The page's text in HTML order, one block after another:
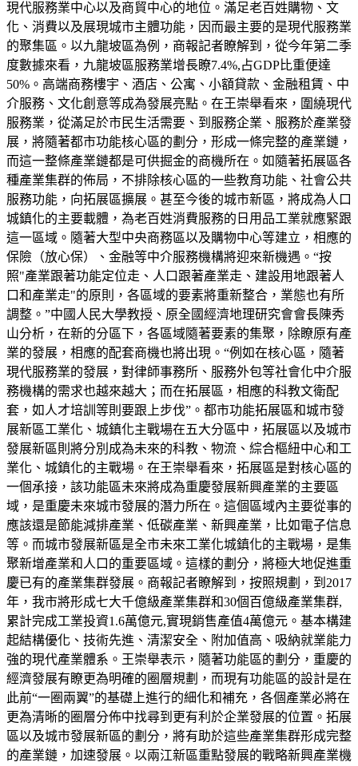
現代服務業中心以及商貿中心的地位。滿足老百姓購物、文
化、消費以及展現城市主體功能，因而最主要的是現代服務業
的聚集區。以九龍坡區為例，商報記者瞭解到，從今年第二季
度數據來看，九龍坡區服務業增長瞭7.4%,占GDP比重便達
50%。高端商務樓宇、酒店、公寓、小額貸款、金融租賃、中
介服務、文化創意等成為發展亮點。在王崇舉看來，圍繞現代
服務業，從滿足於市民生活需要、到服務企業、服務於產業發
展，將隨著都市功能核心區的劃分，形成一條完整的產業鏈，
而這一整條產業鏈都是可供掘金的商機所在。如隨著拓展區各
種產業集群的佈局，不排除核心區的一些教育功能、社會公共
服務功能，向拓展區擴展。甚至今後的城市新區，將成為人口
城鎮化的主要載體，為老百姓消費服務的日用品工業就應緊跟
這一區域。隨著大型中央商務區以及購物中心等建立，相應的
保險（放心保）、金融等中介服務機構將迎來新機遇。“按
照"產業跟著功能定位走、人口跟著產業走、建設用地跟著人
口和產業走"的原則，各區域的要素將重新整合，業態也有所
調整。”中國人民大學教授、原全國經濟地理研究會會長陳秀
山分析，在新的分區下，各區域隨著要素的集聚，除瞭原有產
業的發展，相應的配套商機也將出現。“例如在核心區，隨著
現代服務業的發展，對律師事務所、服務外包等社會化中介服
務機構的需求也越來越大；而在拓展區，相應的科教文衛配
套，如人才培訓等則要跟上步伐”。都市功能拓展區和城市發
展新區工業化、城鎮化主戰場在五大分區中，拓展區以及城市
發展新區則將分別成為未來的科教、物流、綜合樞紐中心和工
業化、城鎮化的主戰場。在王崇舉看來，拓展區是對核心區的
一個承接，該功能區未來將成為重慶發展新興產業的主要區
域，是重慶未來城市發展的潛力所在。這個區域內主要從事的
應該還是節能減排產業、低碳產業、新興產業，比如電子信息
等。而城市發展新區是全市未來工業化城鎮化的主戰場，是集
聚新增產業和人口的重要區域。這樣的劃分，將極大地促進重
慶已有的產業集群發展。商報記者瞭解到，按照規劃，到2017
年，我市將形成七大千億級產業集群和30個百億級產業集群,
累計完成工業投資1.6萬億元,實現銷售產值4萬億元。基本構建
起結構優化、技術先進、清潔安全、附加值高、吸納就業能力
強的現代產業體系。王崇舉表示，隨著功能區的劃分，重慶的
經濟發展有瞭更為明確的圈層規劃，而現有功能區的設計是在
此前“一圈兩翼”的基礎上進行的細化和補充，各個產業必將在
更為清晰的圈層分佈中找尋到更有利於企業發展的位置。拓展
區以及城市發展新區的劃分，將有助於這些產業集群形成完整
的產業鏈，加速發展。以兩江新區重點發展的戰略新興產業機